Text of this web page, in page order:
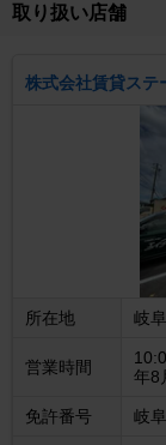
取り扱い店舗
株式会社賃貸ステ
所在地 岐
営業時間
年8
免許番号 岐